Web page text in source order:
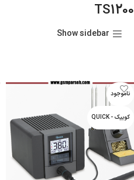
TS1200
Show sidebar
ناموجود
کوییک - QUICK